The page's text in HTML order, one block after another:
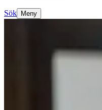
Sök Meny